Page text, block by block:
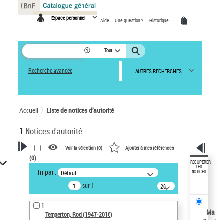
Espace personnel Aide Une question ? Historique
Tout
Recherche avancée AUTRES RECHERCHES
Accueil Liste de notices d’autorité
1 Notices d'autorité
VOTRE RECHERCHE
Recherche avancée dans les
notices d’autorité
Œuvres liées à l'auteur :
Temperton, Rod (1947-2016)
Voir la sélection (0) Ajouter à mes références
(0)
Tri par : Défaut
sur 1
20
résultats/page
1
Temperton, Rod (1947-2016)
RÉCUPÉRER
LES
NOTICES
Ma
Panneau de gestion des cookies